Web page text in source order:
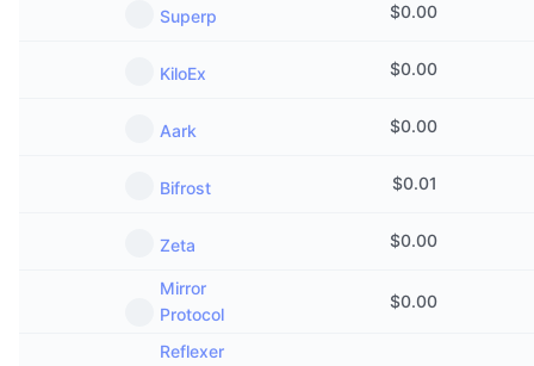
Superp $0.00
KiloEx $0.00
Aark $0.00
Bifrost $0.01
Zeta $0.00
Mirror
Protocol
$0.00
Reflexer